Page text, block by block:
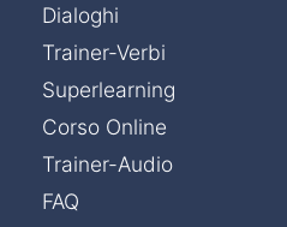
Dialoghi
Trainer-Verbi
Superlearning
Corso Online
Trainer-Audio
FAQ